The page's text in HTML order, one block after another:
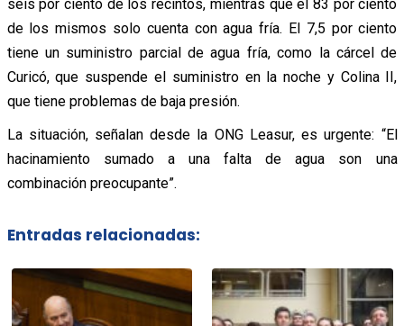
seis por ciento de los recintos, mientras que el 83 por ciento
de los mismos solo cuenta con agua fría. El 7,5 por ciento
tiene un suministro parcial de agua fría, como la cárcel de
Curicó, que suspende el suministro en la noche y Colina II,
que tiene problemas de baja presión.
La situación, señalan desde la ONG Leasur, es urgente: “El
hacinamiento sumado a una falta de agua son una
combinación preocupante”.
Entradas relacionadas: